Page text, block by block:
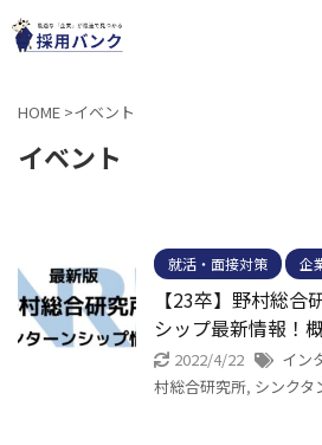
HOME >イベント
イベント
就活・面接対策 企
【23卒】野村総合
シップ最新情報！
2022/4/22 イン
村総合研究所, シンクタ